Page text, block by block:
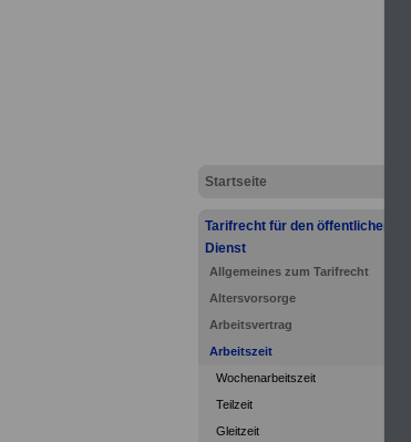
Startseite
Tarifrecht für den öffentlichen
Dienst
Allgemeines zum Tarifrecht
Altersvorsorge
Arbeitsvertrag
Arbeitszeit
Wochenarbeitszeit
Teilzeit
Gleitzeit